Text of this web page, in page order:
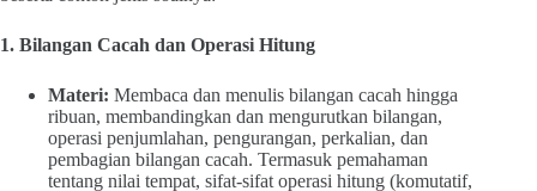
1. Bilangan Cacah dan Operasi Hitung
Materi: Membaca dan menulis bilangan cacah hingga
ribuan, membandingkan dan mengurutkan bilangan,
operasi penjumlahan, pengurangan, perkalian, dan
pembagian bilangan cacah. Termasuk pemahaman
tentang nilai tempat, sifat-sifat operasi hitung (komutatif,